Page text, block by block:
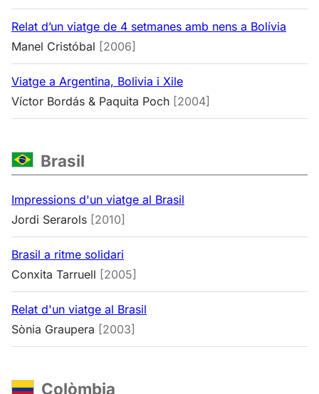
Relat d’un viatge de 4 setmanes amb nens a Bolívia
Manel Cristóbal [2006]
Viatge a Argentina, Bolivia i Xile
Víctor Bordás & Paquita Poch [2004]
Brasil
Impressions d'un viatge al Brasil
Jordi Serarols [2010]
Brasil a ritme solidari
Conxita Tarruell [2005]
Relat d'un viatge al Brasil
Sònia Graupera [2003]
Colòmbia